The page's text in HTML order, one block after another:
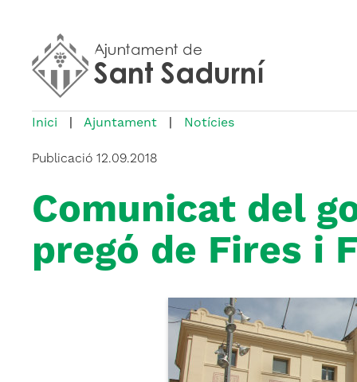
Inici Ajuntament Notícies
Publicació 12.09.2018
Comunicat del
pregó de Fires i